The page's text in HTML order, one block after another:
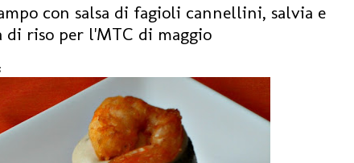
con salsa di fagioli cannellini, salvia e
riso per l'MTC di maggio